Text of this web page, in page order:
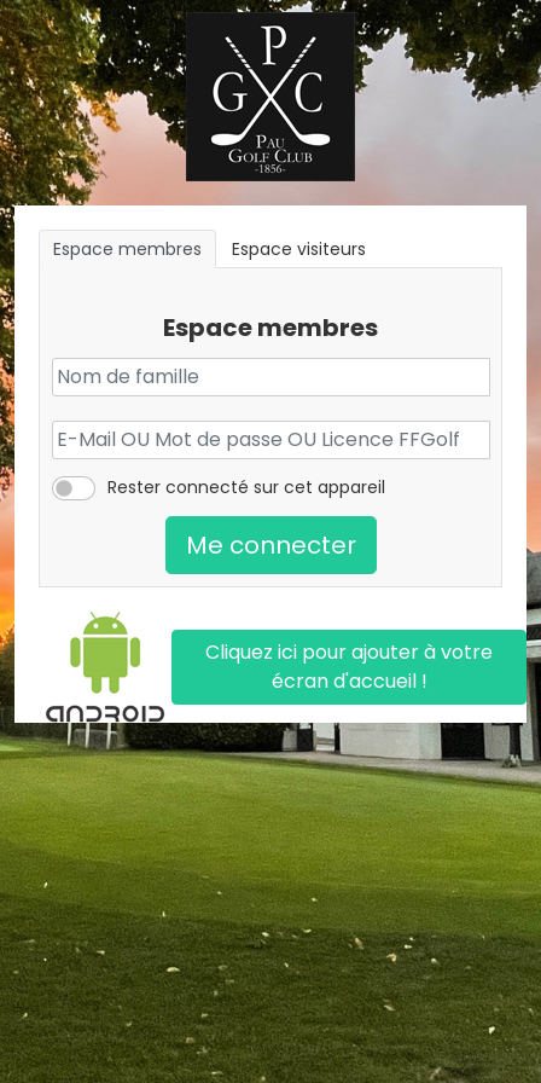
Espace membres Espace visiteurs
Espace membres
Rester connecté sur cet appareil
Me connecter
Cliquez ici pour ajouter à votre
écran d'accueil !